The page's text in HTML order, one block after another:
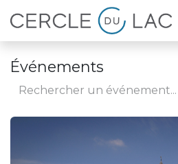
Se rendre au contenu
Événements